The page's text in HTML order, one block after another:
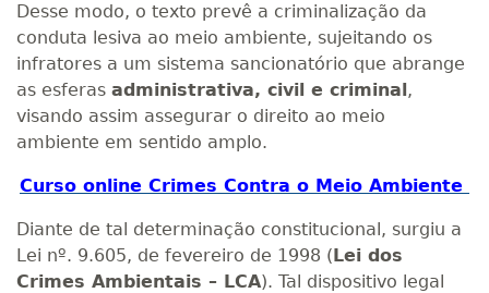
Desse modo, o texto prevê a criminalização da
conduta lesiva ao meio ambiente, sujeitando os
infratores a um sistema sancionatório que abrange
as esferas administrativa, civil e criminal,
visando assim assegurar o direito ao meio
ambiente em sentido amplo.
Curso online Crimes Contra o Meio Ambiente
Diante de tal determinação constitucional, surgiu a
Lei nº. 9.605, de fevereiro de 1998 (Lei dos
Crimes Ambientais – LCA). Tal dispositivo legal